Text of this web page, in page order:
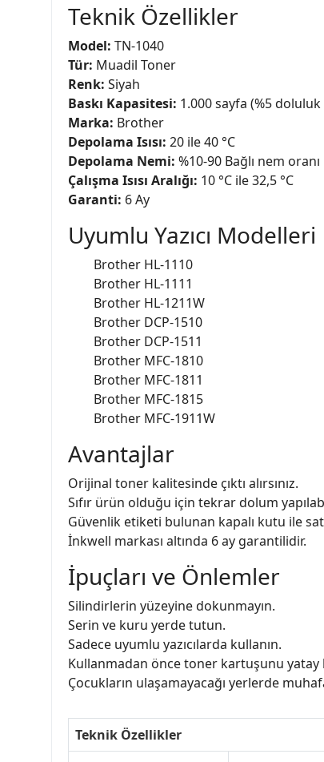
Teknik Özellikler
Model: TN-1040
Tür: Muadil Toner
Renk: Siyah
Baskı Kapasitesi: 1.000 sayfa (%5
Marka: Brother
Depolama Isısı: 20 ile 40 °C
Depolama Nemi: %10-90 Bağlı nem oranı
Çalışma Isısı Aralığı: 10 °C ile 32,5 °C
Garanti: 6 Ay
Uyumlu Yazıcı Modelleri
Brother HL-1110
Brother HL-1111
Brother HL-1211W
Brother DCP-1510
Brother DCP-1511
Brother MFC-1810
Brother MFC-1811
Brother MFC-1815
Brother MFC-1911W
Avantajlar
Orijinal toner kalitesinde çıktı alırsınız.
Sıfır ürün olduğu için tekrar dolum
Güvenlik etiketi bulunan kapalı kutu ile
İnkwell markası altında 6 ay garantilidir.
İpuçları ve Önlemler
Silindirlerin yüzeyine dokunmayın.
Serin ve kuru yerde tutun.
Sadece uyumlu yazıcılarda kullanın.
Kullanmadan önce toner kartuşunu yatay
Çocukların ulaşamayacağı yerlerde
Teknik Özellikler